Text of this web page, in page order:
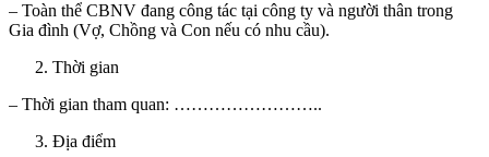
– Toàn thể CBNV đang công tác tại công ty và người thân trong
Gia đình (Vợ, Chồng và Con nếu có nhu cầu).
Thời gian
– Thời gian tham quan: ……………………..
Địa điểm